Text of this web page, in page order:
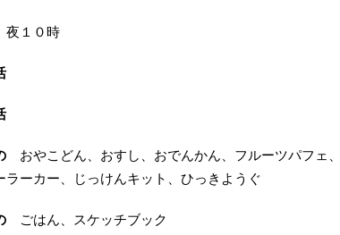
夜１０時
おやこどん、おすし、おでんかん、フルーツパフェ
ラーカー、じっけんキット、ひっきようぐ
ごはん、スケッチブック